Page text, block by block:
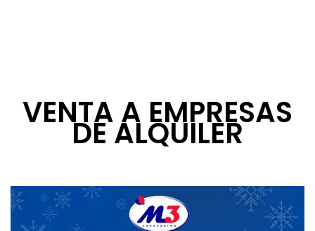
VENTA A EMPRESAS
DE ALQUILER